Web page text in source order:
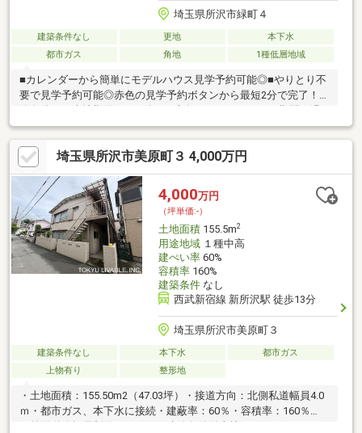
埼玉県所沢市緑町４
建築条件なし 更地
本下水
都市ガス
角地 1種低層地域
■カレンダーから簡単にモデルハウス見学予約可能◎■やりとり不
要で見学予約可能◎赤色の見学予約ボタンから最短2分で完了！建
ぎますと建売住宅として販売となりますので建売住宅をご検討の
方もお気軽にご相談ください。西武新宿線「新所沢」駅徒歩13
分、西武池袋線「小手指」駅徒歩20分の2駅2路線利用可能♪お問
い合わせは 【 0120-515-888 】 までお気軽にどうぞ♪担当のスタッ
フが分かりやすく丁寧にご対応を致します！埼玉県所沢市宮本町
１丁目9-25 【 株式会社すまらいふ 】
埼玉県所沢市美原町３ 4,000万円
4,000万円
（坪単価:-）
土地面積155.5m2
用途地域１種中高
建ぺい率60%
容積率160%
建築条件なし
西武新宿線 新所沢駅 徒歩13分
埼玉県所沢市美原町３
建築条件なし 本下水
都市ガス
上物有り
整形地
・土地面積：155.50m2（47.03坪）・接道方向：北側私道幅員4.0
ｍ・都市ガス、本下水に接続・建蔽率：60％・容積率：160％
（前面道路幅員制限による）・建築条件付売地ではございませ